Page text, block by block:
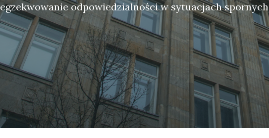
egzekwowanie odpowiedzialności w sytuacjach spornych